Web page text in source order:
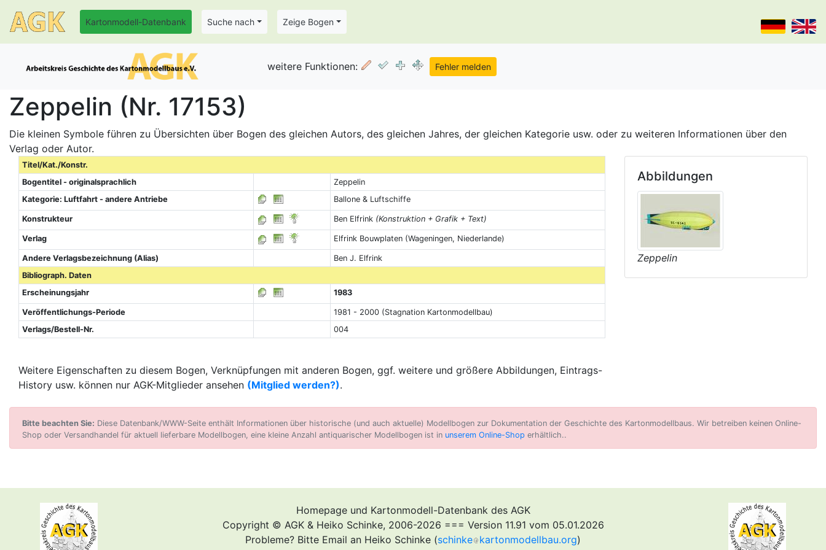
Kartonmodell-Datenbank Suche nach Zeige Bogen
weitere Funktionen:
Zeppelin (Nr. 17153)
Die kleinen Symbole führen zu Übersichten über Bogen des gleichen Autors, des gleichen Jahres, der gleichen Kategorie usw. oder zu weiteren Informationen über den
Verlag oder Autor.
Titel/Kat./Konstr.
Bogentitel - originalsprachlich
Zeppelin
Kategorie: Luftfahrt - andere Antriebe
Ballone & Luftschiffe
Konstrukteur Ben Elfrink (Konstruktion + Grafik + Text)
Verlag Elfrink Bouwplaten (Wageningen, Niederlande)
Andere Verlagsbezeichnung (Alias)
Ben J. Elfrink
Bibliograph. Daten
Erscheinungsjahr
1983
Veröffentlichungs-Periode
1981 - 2000 (Stagnation Kartonmodellbau)
Verlags/Bestell-Nr.
004
Weitere Eigenschaften zu diesem Bogen, Verknüpfungen mit anderen Bogen, ggf. weitere und größere Abbildungen, Eintrags-
History usw. können nur AGK-Mitglieder ansehen (Mitglied werden?).
Abbildungen
Zeppelin
Bitte beachten Sie: Diese Datenbank/WWW-Seite enthält Informationen über historische (und auch aktuelle) Modellbogen zur Dokumentation der Geschichte des Kartonmodellbaus. Wir betreiben keinen Online-
Shop oder Versandhandel für aktuell lieferbare Modellbogen, eine kleine Anzahl antiquarischer Modellbogen ist in unserem Online-Shop erhältlich..
Homepage und Kartonmodell-Datenbank des AGK
Copyright © AGK & Heiko Schinke, 2006-2026 === Version 11.91 vom 05.01.2026
Probleme? Bitte Email an Heiko Schinke (schinke kartonmodellbau.org)